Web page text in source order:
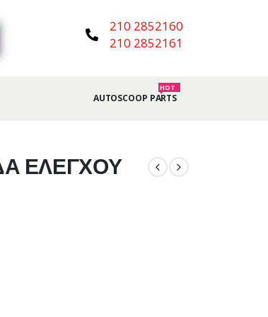
210 2852160
210 2852161
AUTOSCOOP PARTS
HOT
ΕΛΕΓΧΟΥ